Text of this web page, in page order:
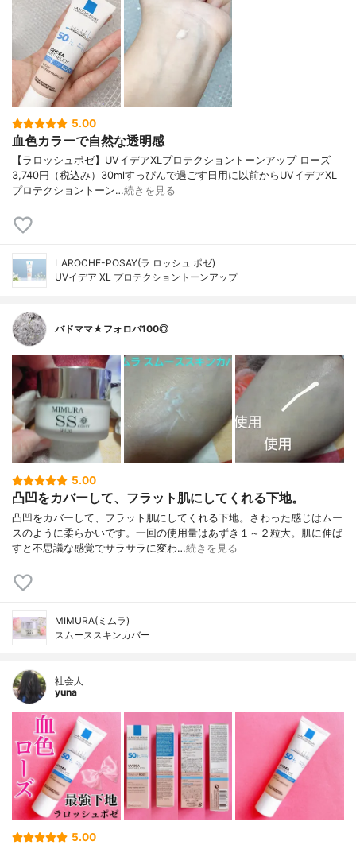
5.00
血色カラーで自然な透明感
【ラロッシュポゼ】UVイデアXLプロテクショントーンアップ ローズ
3,740円（税込み）30mlすっぴんで過ごす日用に以前からUVイデアXL
プロテクショントーン…続きを見る
LAROCHE-POSAY(ラ ロッシュ ポゼ)
UVイデア XL プロテクショントーンアップ
バドママ★フォロバ100◎
5.00
凸凹をカバーして、フラット肌にしてくれる下地。
凸凹をカバーして、フラット肌にしてくれる下地。さわった感じはムー
スのように柔らかいです。一回の使用量はあずき１～２粒大。肌に伸ば
すと不思議な感覚でサラサラに変わ…続きを見る
MIMURA(ミムラ)
スムーススキンカバー
社会人
yuna
5.00